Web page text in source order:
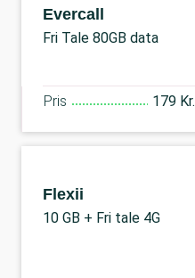
Evercall
Fri Tale 80GB data
Pris 179 Kr.
Flexii
10 GB + Fri tale 4G